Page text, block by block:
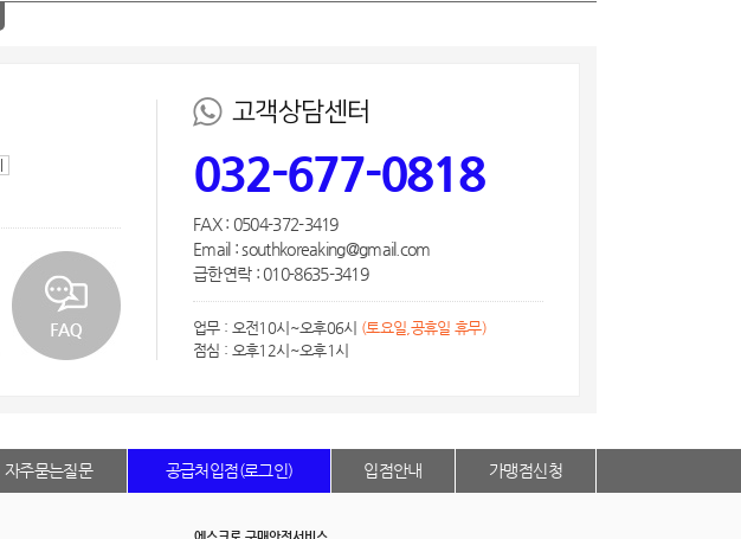
고객상담센터
032-677-0818
FAX : 0504-372-3419
Email : southkoreaking@gmail.com
급한연락 : 010-8635-3419
업무 : 오전10시~오후06시 (토요일,공휴일 휴무)
점심 : 오후12시~오후1시
자주묻는질문 공급처입점(로그인) 입점안내 가맹점신청